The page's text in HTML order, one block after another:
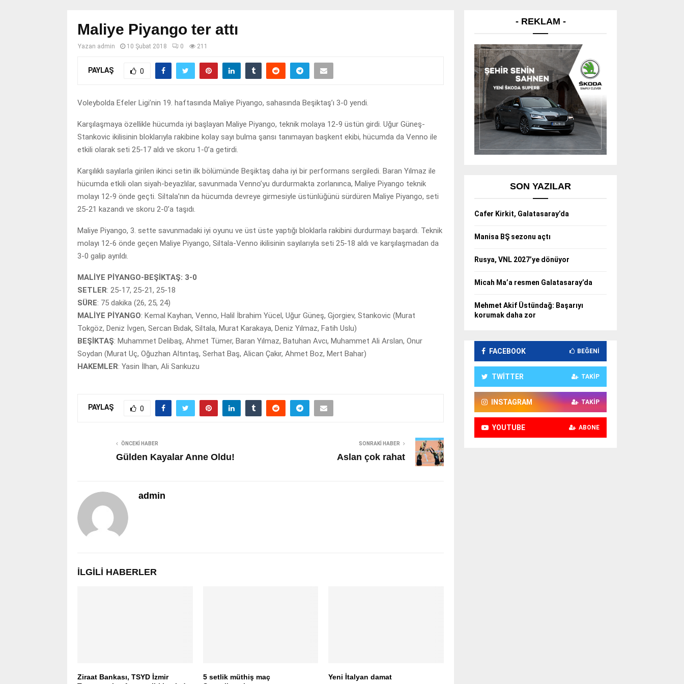
Maliye Piyango ter attı
Yazan admin 10 Şubat 2018 0 211
PAYLAŞ 0
Voleybolda Efeler Ligi’nin 19. haftasında Maliye Piyango, sahasında Beşiktaş’ı 3-0 yendi.
Karşılaşmaya özellikle hücumda iyi başlayan Maliye Piyango, teknik molaya 12-9 üstün girdi. Uğur Güneş-
Stankovic ikilisinin bloklarıyla rakibine kolay sayı bulma şansı tanımayan başkent ekibi, hücumda da Venno ile
etkili olarak seti 25-17 aldı ve skoru 1-0’a getirdi.
Karşılıklı sayılarla girilen ikinci setin ilk bölümünde Beşiktaş daha iyi bir performans sergiledi. Baran Yılmaz ile
hücumda etkili olan siyah-beyazlılar, savunmada Venno’yu durdurmakta zorlanınca, Maliye Piyango teknik
molayı 12-9 önde geçti. Siltala’nın da hücumda devreye girmesiyle üstünlüğünü sürdüren Maliye Piyango, seti
25-21 kazandı ve skoru 2-0’a taşıdı.
Maliye Piyango, 3. sette savunmadaki iyi oyunu ve üst üste yaptığı bloklarla rakibini durdurmayı başardı. Teknik
molayı 12-6 önde geçen Maliye Piyango, Siltala-Venno ikilisinin sayılarıyla seti 25-18 aldı ve karşılaşmadan da
3-0 galip ayrıldı.
MALİYE PİYANGO-BEŞİKTAŞ: 3-0
SETLER: 25-17, 25-21, 25-18
SÜRE: 75 dakika (26, 25, 24)
MALİYE PİYANGO: Kemal Kayhan, Venno, Halil İbrahim Yücel, Uğur Güneş, Gjorgiev, Stankovic (Murat
Tokgöz, Deniz İvgen, Sercan Bıdak, Siltala, Murat Karakaya, Deniz Yılmaz, Fatih Uslu)
BEŞİKTAŞ: Muhammet Delibaş, Ahmet Tümer, Baran Yılmaz, Batuhan Avcı, Muhammet Ali Arslan, Onur
Soydan (Murat Uç, Oğuzhan Altıntaş, Serhat Baş, Alican Çakır, Ahmet Boz, Mert Bahar)
HAKEMLER: Yasin İlhan, Ali Sarıkuzu
PAYLAŞ 0
ÖNCEKI HABER
Gülden Kayalar Anne Oldu!
SONRAKI HABER
Aslan çok rahat
admin
İLGILI HABERLER
Ziraat Bankası, TSYD İzmir
5 setlik müthiş maç
Yeni İtalyan damat
- REKLAM -
SON YAZILAR
Cafer Kirkit, Galatasaray’da
Manisa BŞ sezonu açtı
Rusya, VNL 2027’ye dönüyor
Micah Ma’a resmen Galatasaray’da
Mehmet Akif Üstündağ: Başarıyı
korumak daha zor
FACEBOOK BEĞENI
TWITTER TAKIP
INSTAGRAM TAKIP
YOUTUBE ABONE